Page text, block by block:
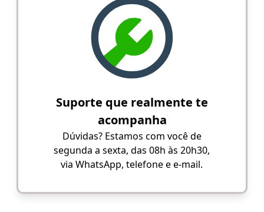
Suporte que realmente te
acompanha
Dúvidas? Estamos com você de
segunda a sexta, das 08h às 20h30,
via WhatsApp, telefone e e-mail.